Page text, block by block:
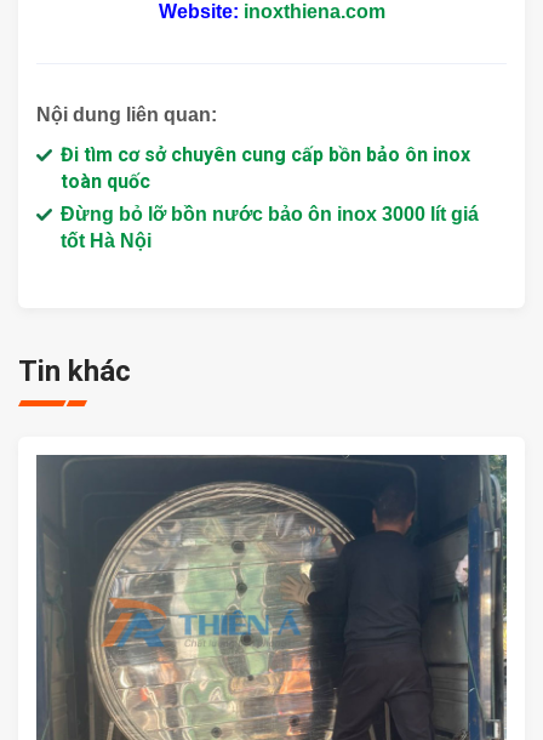
Website: inoxthiena.com
Nội dung liên quan:
Đi tìm cơ sở chuyên cung cấp bồn bảo ôn inox
toàn quốc
Đừng bỏ lỡ bồn nước bảo ôn inox 3000 lít giá
tốt Hà Nội
Tin khác